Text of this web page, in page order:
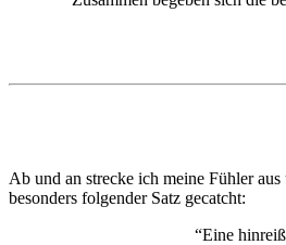
Ab und an strecke ich meine Fühler
besonders folgender Satz gecatcht:
“Eine